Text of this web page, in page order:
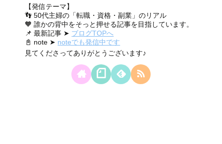
【発信テーマ】
👣 50代主婦の「転職・資格・副業」のリアル
🧡 誰かの背中をそっと押せる記事を目指しています。
📌 最新記事 ➤ ブログTOPへ
📓 note ➤ noteでも発信中です
見てくださってありがとうございます♪